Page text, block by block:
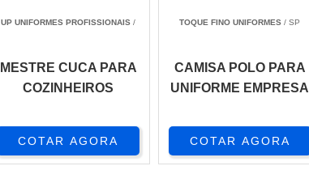
UP UNIFORMES PROFISSIONAIS /
MESTRE CUCA PARA
COZINHEIROS
COTAR AGORA
TOQUE FINO UNIFORMES / SP
CAMISA POLO PARA
UNIFORME EMPRESA
COTAR AGORA